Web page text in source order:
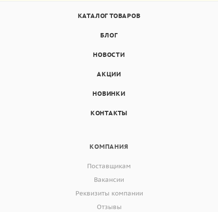
КАТАЛОГ ТОВАРОВ
БЛОГ
НОВОСТИ
АКЦИИ
НОВИНКИ
КОНТАКТЫ
КОМПАНИЯ
Поставщикам
Вакансии
Реквизиты компании
Отзывы